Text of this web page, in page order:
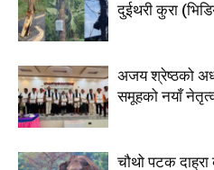
दुईथरी कुरा
अजय श्रेष्ठको
समूहको नयाँ
चौथो पटक दाह्रा